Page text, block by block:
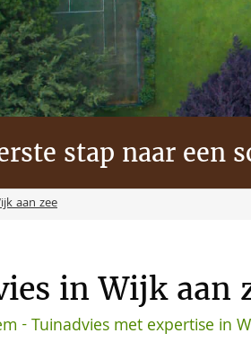
stap naar een
aan zee
in Wijk aan
- Tuinadvies met expertise in